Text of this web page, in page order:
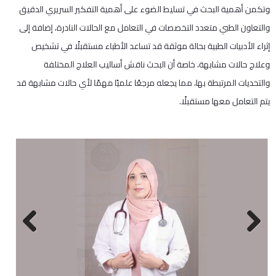
وتكمن أهمية البحث في تسليط الضوء على أهمية التفكير السريري الدقيق
والتعاون الطبي متعدد التخصصات في التعامل مع الحالات النادرة، إضافة إلى
إثراء الأدبيات الطبية بحالة موثقة قد تساعد الأطباء مستقبلًا في تشخيص
وعلاج حالات مشابهة، خاصة أن البحث ناقش أساليب العلاج المختلفة
والتحديات المرتبطة بها، مما يجعله مرجعًا علميًا مهمًا لأي حالات مشابهة قد
يتم التعامل معها مستقبلًا.